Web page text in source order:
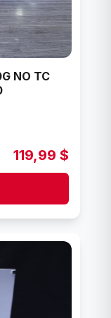
NO TC
119,99 $